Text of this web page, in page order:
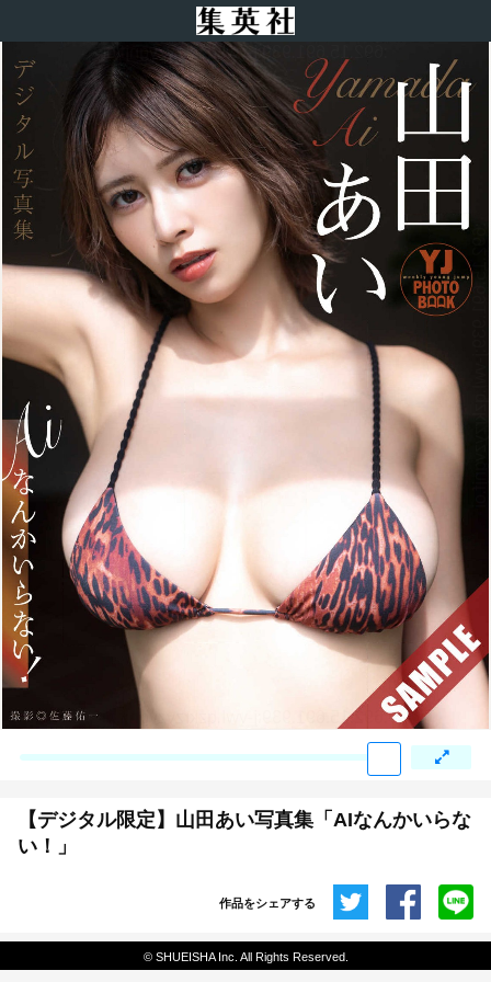
:692.15.691.939:j-vwl.qzkrzyzvgnjf.oi
:692.15.691.939:j-vwl.qzkrzyzvgnjf.oi
:692.15.691.939:j-vwl.qzkrzyzvgnjf.oi :692.15.691.939:j-vwl.qzkrzyzvgnjf.oi
操作方法
【デジタル限定】山田あい写真集「AIなんかいらな
い！」
作品をシェアする
© SHUEISHA Inc. All Rights Reserved.